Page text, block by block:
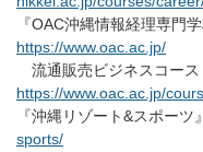
『OAC沖縄情報経理専門
https://www.oac.ac.jp/
流通販売ビジネスコース
https://www.oac.ac.jp/
『沖縄リゾート&スポーツ』
sports/